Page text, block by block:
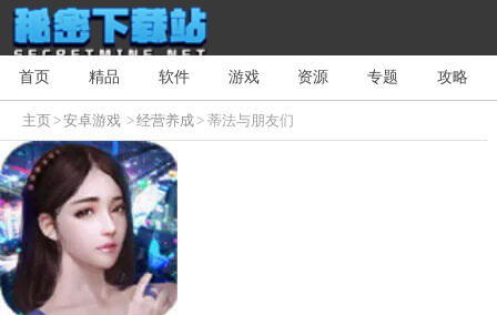
首页 精品 软件 游戏 资源 专题 攻略
主页>安卓游戏 >经营养成> 蒂法与朋友们